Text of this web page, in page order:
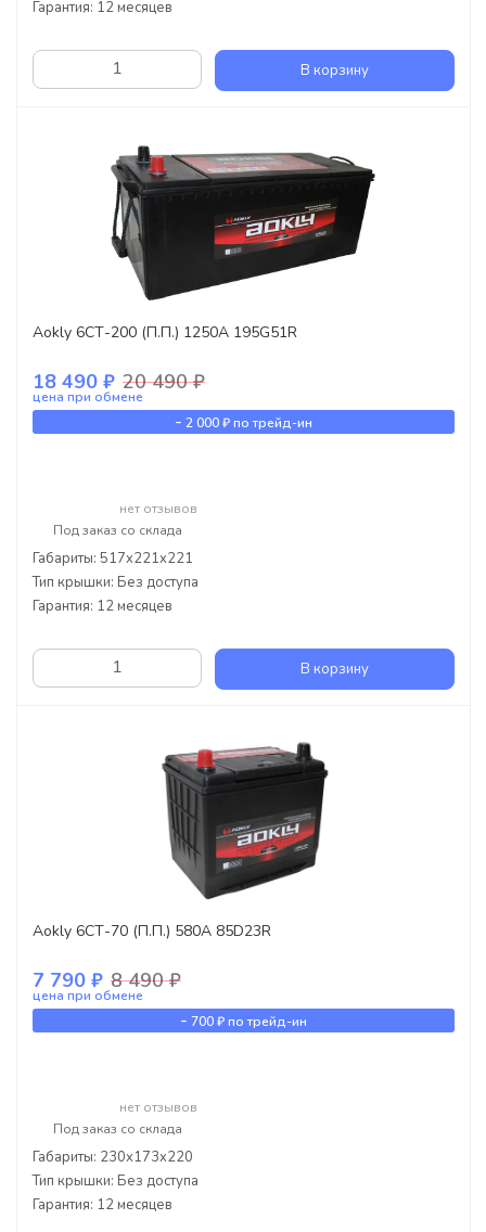
Гарантия: 12 месяцев
В корзину
Aokly 6СТ-200 (П.П.) 1250А 195G51R
18 490 ₽ 20 490 ₽
цена при обмене
- 2 000 ₽по трейд-ин
нет отзывов
Под заказ со склада
Габариты: 517x221x221
Тип крышки: Без доступа
Гарантия: 12 месяцев
В корзину
Aokly 6СТ-70 (П.П.) 580А 85D23R
7 790 ₽ 8 490 ₽
цена при обмене
- 700 ₽по трейд-ин
нет отзывов
Под заказ со склада
Габариты: 230x173x220
Тип крышки: Без доступа
Гарантия: 12 месяцев